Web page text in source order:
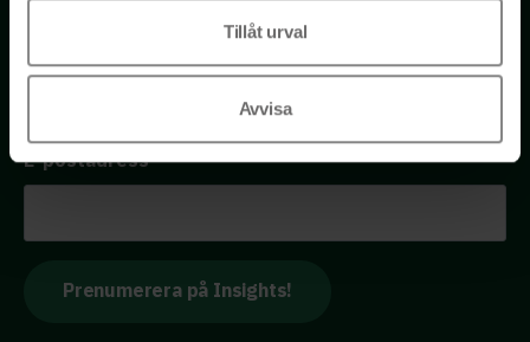
Tillåt urval
Avvisa
rådgivare – direkt i din inkorg.
E-postadress